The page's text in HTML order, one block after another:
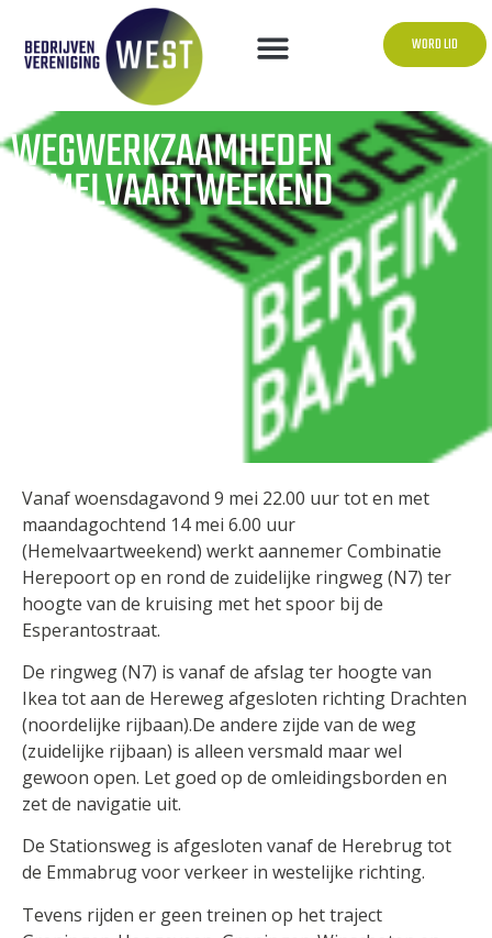
WORD LID
WEGWERKZAAMHEDEN
HEMELVAARTWEEKEND
Vanaf woensdagavond 9 mei 22.00 uur tot en met
maandagochtend 14 mei 6.00 uur
(Hemelvaartweekend) werkt aannemer Combinatie
Herepoort op en rond de zuidelijke ringweg (N7) ter
hoogte van de kruising met het spoor bij de
Esperantostraat.
De ringweg (N7) is vanaf de afslag ter hoogte van
Ikea tot aan de Hereweg afgesloten richting Drachten
(noordelijke rijbaan).De andere zijde van de weg
(zuidelijke rijbaan) is alleen versmald maar wel
gewoon open. Let goed op de omleidingsborden en
zet de navigatie uit.
De Stationsweg is afgesloten vanaf de Herebrug tot
de Emmabrug voor verkeer in westelijke richting.
Tevens rijden er geen treinen op het traject